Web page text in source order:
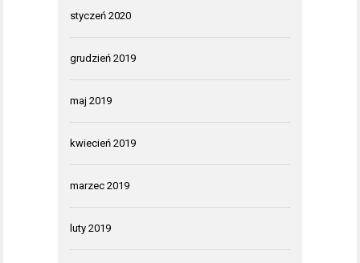
styczeń 2020
grudzień 2019
maj 2019
kwiecień 2019
marzec 2019
luty 2019